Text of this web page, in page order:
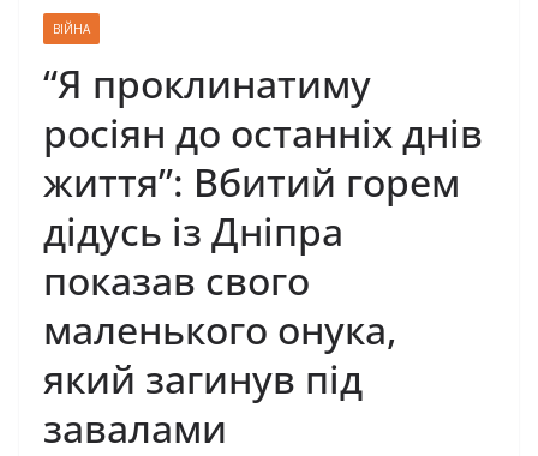
ВІЙНА
“Я проклинатиму
росіян до останніх днів
життя”: Вбитий горем
дідусь із Дніпра
показав свого
маленького онука,
який загинув під
завалами